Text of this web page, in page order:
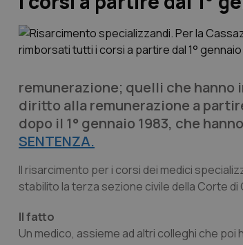
remunerazione; quelli che hanno
diritto alla remunerazione a
dopo il 1° gennaio 1983, che
SENTENZA.
Il risarcimento per i corsi dei medici
stabilito la terza sezione civile della Corte
Il fatto
Un medico, assieme ad altri colleghi che